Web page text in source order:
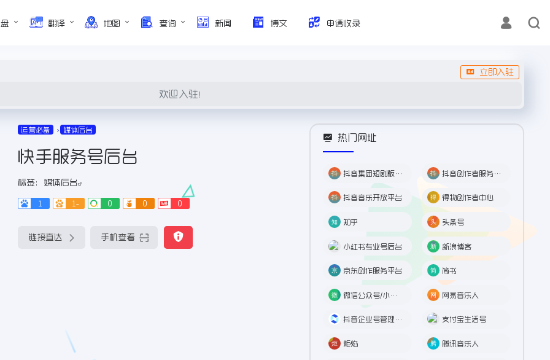
翻译 地图 查询 新闻 博文 申请收录
立即入驻
欢迎入驻！
运营必备 媒体后台
快手服务号后台
标签： 媒体后台
1 1- 0 0 0
链接直达 手机查看
热门网址
抖音集团短剧版权中心 抖音创作者服务中心
抖音音乐开放平台 得物创作者中心
知乎 头条号
小红书专业号后台 新浪博客
京东创作服务平台 简书
微信公众号/小程序 网易音乐人
抖音企业号管理后台 支付宝生活号
炬焰 腾讯音乐人